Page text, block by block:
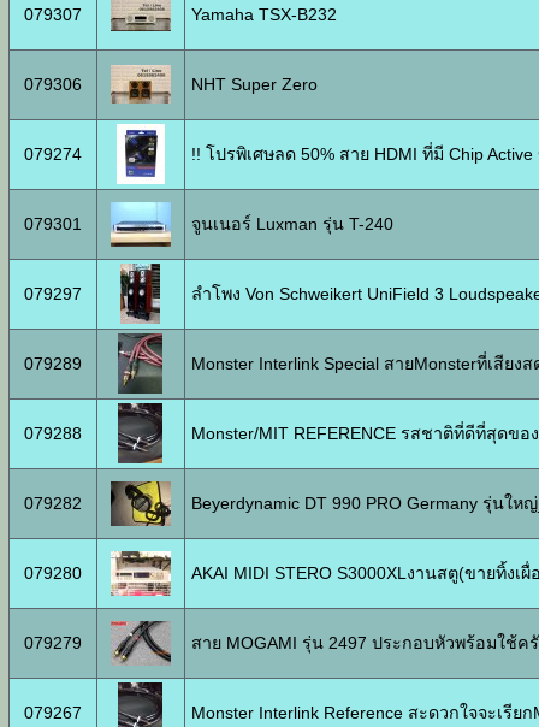
079307 Yamaha TSX-B232
079306 NHT Super Zero
079274 !! โปรพิเศษลด 50% สาย HDMI ที่มี Chip
079301 จูนเนอร์ Luxman รุ่น T-240
079297 ลำโพง Von Schweikert UniField 3
079289 Monster Interlink Special สายMonsterที่เสียง
079288 Monster/MIT REFERENCE รสชาติที่ดีที่สุดขอ
079282 Beyerdynamic DT 990 PRO Germany รุ่นให
079280 AKAI MIDI STERO S3000XLงานสตู(ขายทิ้งเผื่
079279 สาย MOGAMI รุ่น 2497 ประกอบหัวพร้อมใช้ค
079267 Monster Interlink Reference สะดวกใจจะเรีย